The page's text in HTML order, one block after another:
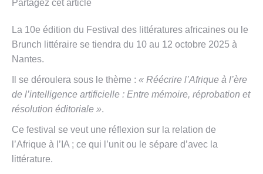
Partagez cet article
La 10e édition du Festival des littératures africaines ou le
Brunch littéraire se tiendra du 10 au 12 octobre 2025 à
Nantes.
Il se déroulera sous le thème : « Réécrire l’Afrique à l’ère
de l’intelligence artificielle : Entre mémoire, réprobation et
résolution éditoriale ».
Ce festival se veut une réflexion sur la relation de
l’Afrique à l’IA ; ce qui l’unit ou le sépare d’avec la
littérature.